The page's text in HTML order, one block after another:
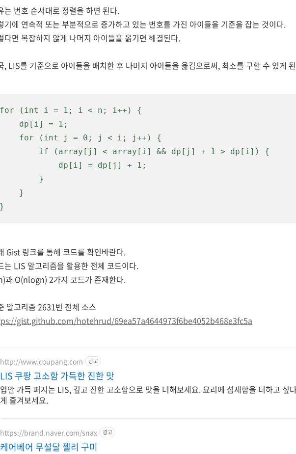
는 번호 순서대로 정렬을 하면 된다.
기에 연속적 또는 부분적으로 증가하고 있는 번호를 가진 아이들을 기준을 잡는 것이다.
다면 복잡하지 않게 나머지 아이들을 옮기면 해결된다.
, LIS를 기준으로 아이들을 배치한 후 나머지 아이들을 옮김으로써, 최소를 구할 수 있게
for (int i = 1; i < n; i++) {
}
Gist 링크를 통해 코드를 확인바란다.
는 LIS 알고리즘을 활용한 전체 코드이다.
과 O(nlogn) 2가지 코드가 존재한다.
알고리즘 2631번 전체 소스
gist.github.com/hotehrud/69ea57a4644973f6be4052b468e3fc5a
http://www.coupang.com 광고
LIS 쿠팡 고소함 가득한 진한 맛
입안 가득 퍼지는 LIS, 깊고 진한 고소함으로 맛을 더해보세요. 요리에 섬세함을 더하고 싶
게 즐겨보세요.
https://brand.naver.com/snax 광고
케어베어 무설달 젤리 구미